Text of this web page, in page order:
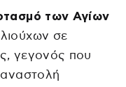
των Αγίων
σε
γεγονός που
αναστολή